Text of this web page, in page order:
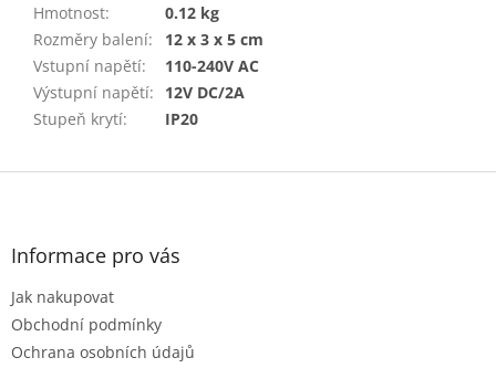
Hmotnost:
0.12 kg
Rozměry balení:
12 x 3 x 5 cm
Vstupní napětí:
110-240V AC
Výstupní napětí:
12V DC/2A
Stupeň krytí: IP20
Z
Informace pro vás
Jak nakupovat
Obchodní podmínky
Ochrana osobních údajů